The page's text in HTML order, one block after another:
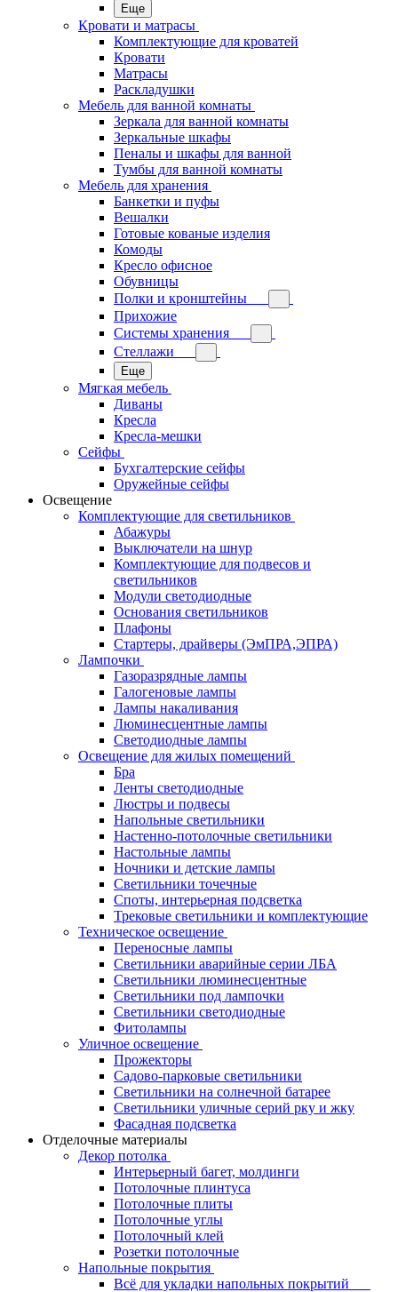
Еще
Кровати и матрасы
Комплектующие для кроватей
Кровати
Матрасы
Раскладушки
Мебель для ванной комнаты
Зеркала для ванной комнаты
Зеркальные шкафы
Пеналы и шкафы для ванной
Тумбы для ванной комнаты
Мебель для хранения
Банкетки и пуфы
Вешалки
Готовые кованые изделия
Комоды
Кресло офисное
Обувницы
Полки и кронштейны
Прихожие
Системы хранения
Стеллажи
Еще
Мягкая мебель
Диваны
Кресла
Кресла-мешки
Сейфы
Бухгалтерские сейфы
Оружейные сейфы
Освещение
Комплектующие для светильников
Абажуры
Выключатели на шнур
Комплектующие для подвесов и
светильников
Модули светодиодные
Основания светильников
Плафоны
Стартеры, драйверы (ЭмПРА,ЭПРА)
Лампочки
Газоразрядные лампы
Галогеновые лампы
Лампы накаливания
Люминесцентные лампы
Светодиодные лампы
Освещение для жилых помещений
Бра
Ленты светодиодные
Люстры и подвесы
Напольные светильники
Настенно-потолочные светильники
Настольные лампы
Ночники и детские лампы
Светильники точечные
Споты, интерьерная подсветка
Трековые светильники и комплектующие
Техническое освещение
Переносные лампы
Светильники аварийные серии ЛБА
Светильники люминесцентные
Светильники под лампочки
Светильники светодиодные
Фитолампы
Уличное освещение
Прожекторы
Садово-парковые светильники
Светильники на солнечной батарее
Светильники уличные серий рку и жку
Фасадная подсветка
Отделочные материалы
Декор потолка
Интерьерный багет, молдинги
Потолочные плинтуса
Потолочные плиты
Потолочные углы
Потолочный клей
Розетки потолочные
Напольные покрытия
Всё для укладки напольных покрытий